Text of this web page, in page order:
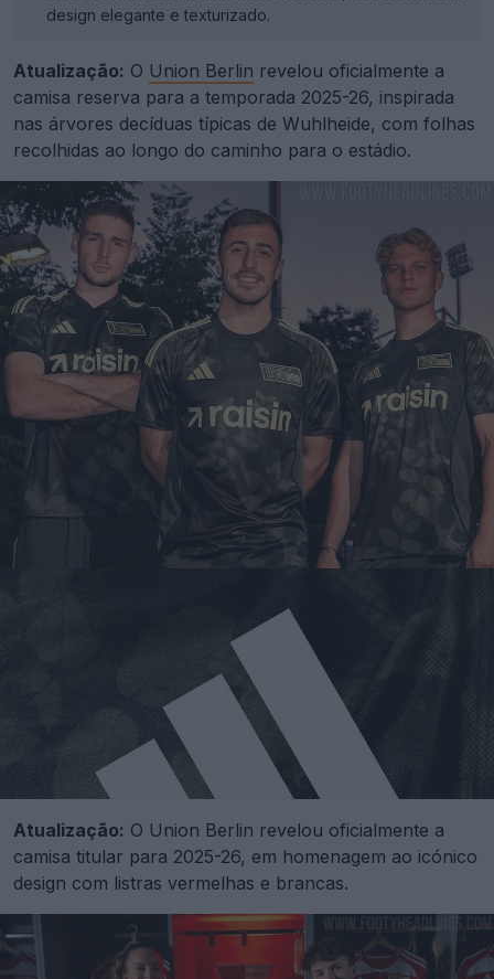
design elegante e texturizado.
Atualização: O Union Berlin revelou oficialmente a
camisa reserva para a temporada 2025-26, inspirada
nas árvores decíduas típicas de Wuhlheide, com folhas
recolhidas ao longo do caminho para o estádio.
Atualização: O Union Berlin revelou oficialmente a
camisa titular para 2025-26, em homenagem ao icónico
design com listras vermelhas e brancas.